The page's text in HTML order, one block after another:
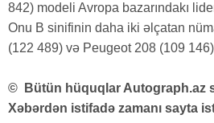
842) modeli Avropa bazarındakı
Onu B sinifinin daha iki əlçatan
(122 489) və Peugeot 208 (109
©
Bütün hüquqlar Autograph.az
Xəbərdən istifadə zamanı sayta